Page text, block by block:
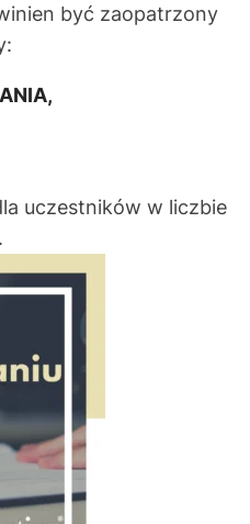
być zaopatrzony
uczestników w liczbie